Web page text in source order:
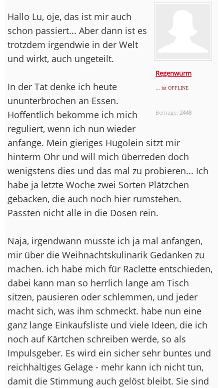
Regenwurm
... ist OFFLINE
Beiträge: 2448
Hallo Lu, oje, das ist mir auch
schon passiert... Aber dann ist es
trotzdem irgendwie in der Welt
und wirkt, auch ungeteilt.
In der Tat denke ich heute
ununterbrochen an Essen.
Hoffentlich bekomme ich mich
reguliert, wenn ich nun wieder
anfange. Mein gieriges Hugolein sitzt mir
hinterm Ohr und will mich überreden doch
wenigstens dies und das mal zu probieren... Ich
habe ja letzte Woche zwei Sorten Plätzchen
gebacken, die auch noch hier rumstehen.
Passten nicht alle in die Dosen rein.
Naja, irgendwann musste ich ja mal anfangen,
mir über die Weihnachtskulinarik Gedanken zu
machen. ich habe mich für Raclette entschieden,
dabei kann man so herrlich lange am Tisch
sitzen, pausieren oder schlemmen, und jeder
macht sich, was ihm schmeckt. habe nun eine
ganz lange Einkaufsliste und viele Ideen, die ich
noch auf Kärtchen schreiben werde, so als
Impulsgeber. Es wird ein sicher sehr buntes und
reichhaltiges Gelage - mehr kann ich nicht tun,
damit die Stimmung auch gelöst bleibt. Sie sind